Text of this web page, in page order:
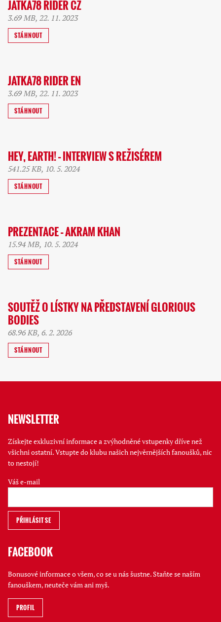
JATKA78 RIDER CZ
3.69 MB, 22. 11. 2023
STÁHNOUT
JATKA78 RIDER EN
3.69 MB, 22. 11. 2023
STÁHNOUT
HEY, EARTH! – INTERVIEW S REŽISÉREM
541.25 KB, 10. 5. 2024
STÁHNOUT
PREZENTACE – AKRAM KHAN
15.94 MB, 10. 5. 2024
STÁHNOUT
SOUTĚŽ O LÍSTKY NA PŘEDSTAVENÍ GLORIOUS
BODIES
68.96 KB, 6. 2. 2026
STÁHNOUT
NEWSLETTER
Získejte exkluzivní informace a zvýhodněné vstupenky dříve než
všichni ostatní. Vstupte do klubu našich nejvěrnějších fanoušků, nic
to nestojí!
Váš e-mail
FACEBOOK
Bonusové informace o všem, co se u nás šustne. Staňte se naším
fanouškem, neuteče vám ani myš.
PROFIL